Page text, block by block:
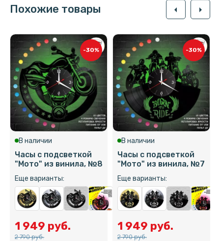
Похожие товары arrow_left arrow_right
-30%
В наличии
Часы с подсветкой
"Мото" из винила, №8
Еще варианты:
1 949 руб.
2 790 руб.
-30%
В наличии
Часы с подсветкой
"Мото" из винила, №7
Еще варианты:
1 949 руб.
2 790 руб.